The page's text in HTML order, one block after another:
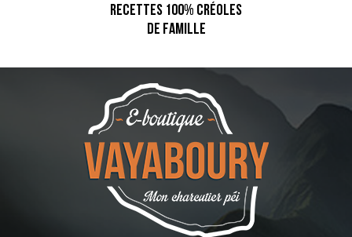
RECETTES 100% CRÉOLES
DE FAMILLE